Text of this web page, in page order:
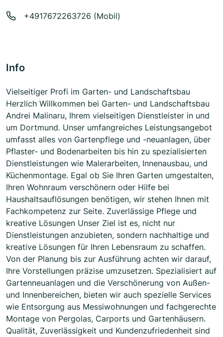
+4917672263726 (Mobil)
Info
Vielseitiger Profi im Garten- und Landschaftsbau
Herzlich Willkommen bei Garten- und Landschaftsbau
Andrei Malinaru, Ihrem vielseitigen Dienstleister in und
um Dortmund. Unser umfangreiches Leistungsangebot
umfasst alles von Gartenpflege und -neuanlagen, über
Pflaster- und Bodenarbeiten bis hin zu spezialisierten
Dienstleistungen wie Malerarbeiten, Innenausbau, und
Küchenmontage. Egal ob Sie Ihren Garten umgestalten,
Ihren Wohnraum verschönern oder Hilfe bei
Haushaltsauflösungen benötigen, wir stehen Ihnen mit
Fachkompetenz zur Seite. Zuverlässige Pflege und
kreative Lösungen Unser Ziel ist es, nicht nur
Dienstleistungen anzubieten, sondern nachhaltige und
kreative Lösungen für Ihren Lebensraum zu schaffen.
Von der Planung bis zur Ausführung achten wir darauf,
Ihre Vorstellungen präzise umzusetzen. Spezialisiert auf
Gartenneuanlagen und die Verschönerung von Außen-
und Innenbereichen, bieten wir auch spezielle Services
wie Entsorgung aus Messiwohnungen und fachgerechte
Montage von Pergolas, Carports und Gartenhäusern.
Qualität, Zuverlässigkeit und Kundenzufriedenheit sind